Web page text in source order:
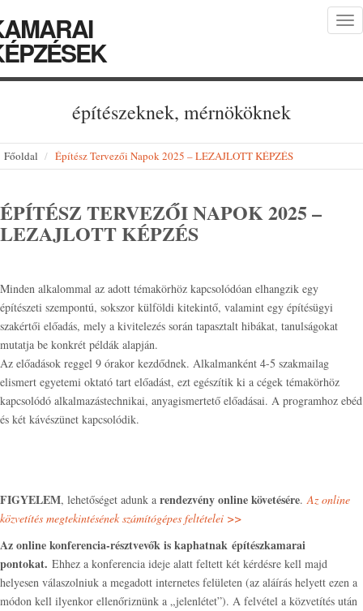
építészeknek, mérnököknek
Főoldal Építész Tervezői Napok 2025 – LEZAJLOTT KÉPZÉS
ÉPÍTÉSZ TERVEZŐI NAPOK 2025 –
LEZAJLOTT KÉPZÉS
Minden alkalommal az adott témakörhöz kapcsolódóan elhangzik egy
építészeti szempontú, sokszor külföldi kitekintő, valamint egy építésügyi
szakértői előadás, mely a kivitelezés során tapasztalt hibákat, tanulságokat
mutatja be konkrét példák alapján.
Az előadások reggel 9 órakor kezdődnek. Alkalmanként 4-5 szakmailag
elismert egyetemi oktató tart előadást, ezt egészítik ki a cégek témakörhöz
kapcsolódó alkalmazástechnikai, anyagismertető előadásai. A programhoz ebéd
és két kávészünet kapcsolódik.
FIGYELEM, lehetőséget adunk a rendezvény online követésére.Az online
közvetítés megtekintésének számítógépes feltételei >>
Az online konferencia-résztvevők is kaphatnak építészkamarai
pontokat. Ehhez a konferencia ideje alatt feltett két kérdésre kell majd
helyesen válaszolniuk a megadott internetes felületen (az aláírás helyett ezen a
módon kell ilyenkor ellenőriznünk a „jelenlétet”). A felvétel a közvetítés után